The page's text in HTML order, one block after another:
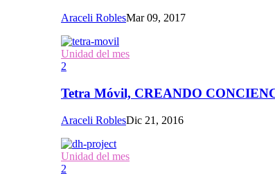
Araceli RoblesMar 09, 2017
Unidad del mes
2
Tetra Móvil, CREANDO
Araceli RoblesDic 21, 2016
Unidad del mes
2